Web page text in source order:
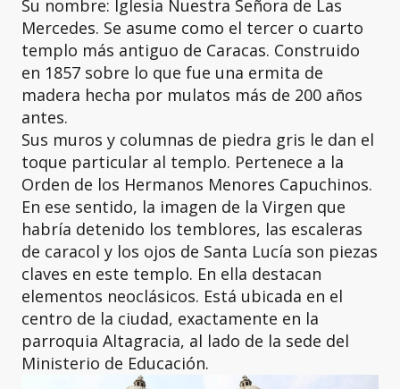
Su nombre: Iglesia Nuestra Señora de Las
Mercedes. Se asume como el tercer o cuarto
templo más antiguo de Caracas. Construido
en 1857 sobre lo que fue una ermita de
madera hecha por mulatos más de 200 años
antes.
Sus muros y columnas de piedra gris le dan el
toque particular al templo. Pertenece a la
Orden de los Hermanos Menores Capuchinos.
En ese sentido, la imagen de la Virgen que
habría detenido los temblores, las escaleras
de caracol y los ojos de Santa Lucía son piezas
claves en este templo. En ella destacan
elementos neoclásicos. Está ubicada en el
centro de la ciudad, exactamente en la
parroquia Altagracia, al lado de la sede del
Ministerio de Educación.